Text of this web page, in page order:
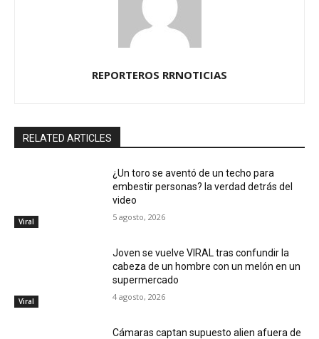
REPORTEROS RRNOTICIAS
RELATED ARTICLES
Viral
¿Un toro se aventó de un techo para
embestir personas? la verdad detrás del
video
5 agosto, 2026
Viral
Joven se vuelve VIRAL tras confundir la
cabeza de un hombre con un melón en un
supermercado
4 agosto, 2026
Cámaras captan supuesto alien afuera de